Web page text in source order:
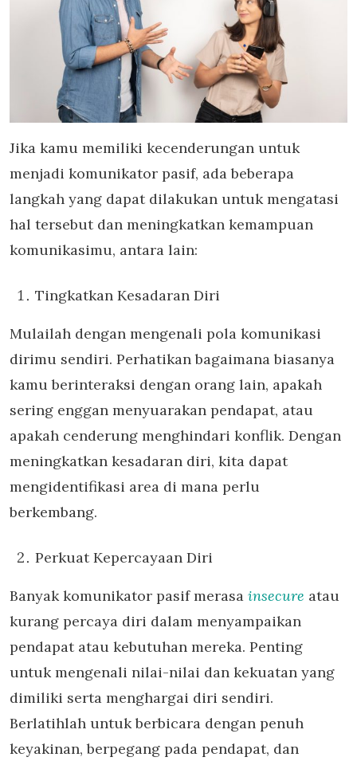
Jika kamu memiliki kecenderungan untuk
menjadi komunikator pasif, ada beberapa
langkah yang dapat dilakukan untuk mengatasi
hal tersebut dan meningkatkan kemampuan
komunikasimu, antara lain:
Tingkatkan Kesadaran Diri
Mulailah dengan mengenali pola komunikasi
dirimu sendiri. Perhatikan bagaimana biasanya
kamu berinteraksi dengan orang lain, apakah
sering enggan menyuarakan pendapat, atau
apakah cenderung menghindari konflik. Dengan
meningkatkan kesadaran diri, kita dapat
mengidentifikasi area di mana perlu
berkembang.
Perkuat Kepercayaan Diri
Banyak komunikator pasif merasa insecure atau
kurang percaya diri dalam menyampaikan
pendapat atau kebutuhan mereka. Penting
untuk mengenali nilai-nilai dan kekuatan yang
dimiliki serta menghargai diri sendiri.
Berlatihlah untuk berbicara dengan penuh
keyakinan, berpegang pada pendapat, dan